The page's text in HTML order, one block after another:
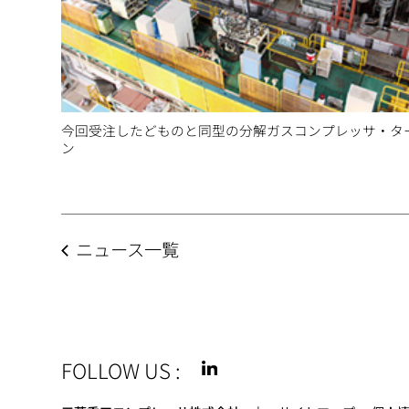
今回受注したどものと同型の分解ガスコンプレッサ・タ
ン
ニュース一覧
FOLLOW US :